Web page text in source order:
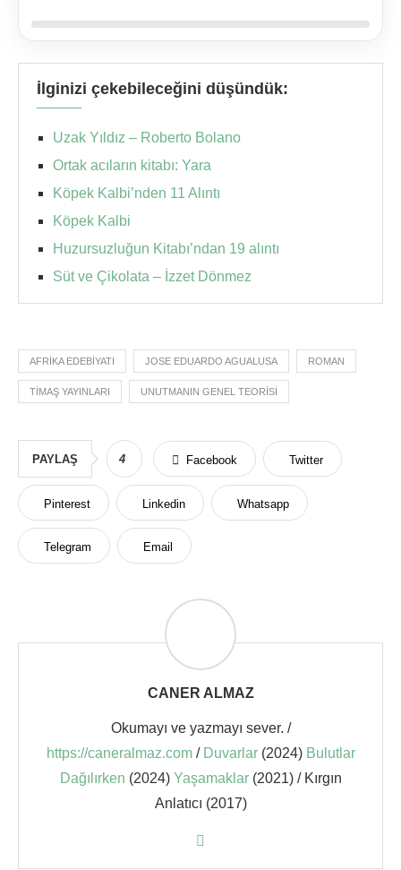
İlginizi çekebileceğini düşündük:
Uzak Yıldız – Roberto Bolano
Ortak acıların kitabı: Yara
Köpek Kalbi’nden 11 Alıntı
Köpek Kalbi
Huzursuzluğun Kitabı’ndan 19 alıntı
Süt ve Çikolata – İzzet Dönmez
AFRIKA EDEBIYATI JOSE EDUARDO AGUALUSA ROMAN
TIMAŞ YAYINLARI UNUTMANIN GENEL TEORISI
PAYLAŞ 4 Facebook Twitter
Pinterest Linkedin Whatsapp
Telegram Email
CANER ALMAZ
Okumayı ve yazmayı sever. /
https://caneralmaz.com/ Duvarlar (2024) Bulutlar
Dağılırken (2024) Yaşamaklar(2021) / Kırgın
Anlatıcı (2017)